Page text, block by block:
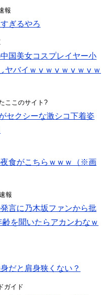
報
ぎるやろ
国美女コスプレイヤー小
ヤバイｗⅴｗⅴｗⅴｗⅴｗ
ここのサイト?
セクシーな激シコ下着姿
夜食がこちらｗｗｗ（※画
報
言に乃木坂ファンから批
を聞いたらアカンわなｗ
だと肩身狭くない？
ガイド